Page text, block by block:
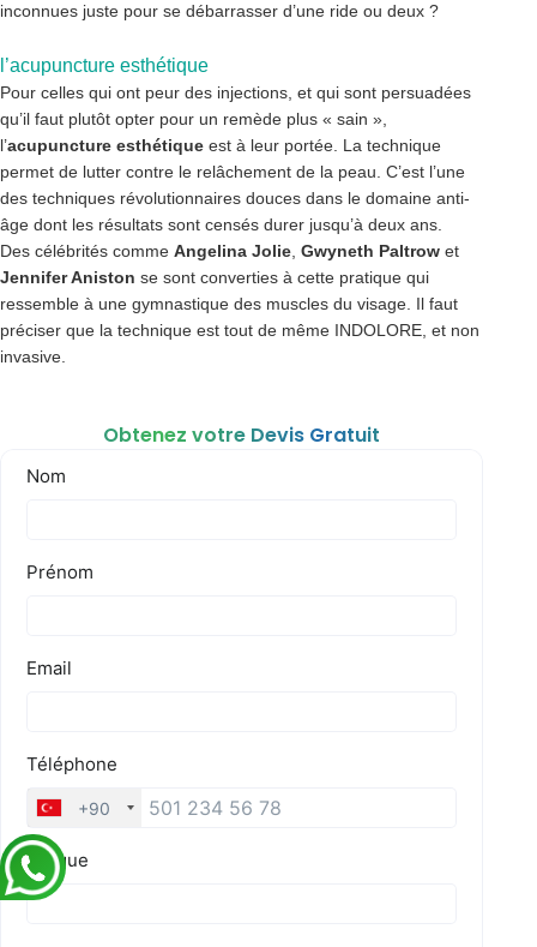
inconnues juste pour se débarrasser d’une ride ou deux ?
l’acupuncture esthétique
Pour celles qui ont peur des injections, et qui sont persuadées
qu’il faut plutôt opter pour un remède plus « sain »,
l’acupuncture esthétique est à leur portée. La technique
permet de lutter contre le relâchement de la peau. C’est l’une
des techniques révolutionnaires douces dans le domaine anti-
âge dont les résultats sont censés durer jusqu’à deux ans.
Des célébrités comme Angelina Jolie Gwyneth Paltrow et
Jennifer Aniston se sont converties à cette pratique qui
ressemble à une gymnastique des muscles du visage. Il faut
préciser que la technique est tout de même INDOLORE, et non
invasive.
Obtenez votre Devis Gratuit